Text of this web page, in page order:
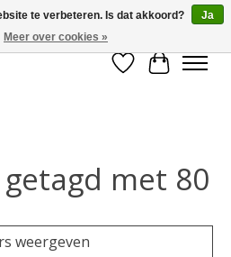
Verlanglijst
met 80
weergeven
te verbeteren. Is dat akkoord?
Ja
Meer over cookies »